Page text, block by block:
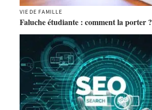
VIE DE FAMILLE
Faluche étudiante : comment la porter ?